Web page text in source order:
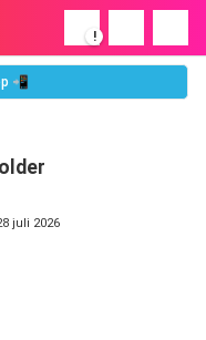
!
📲
juli 2026